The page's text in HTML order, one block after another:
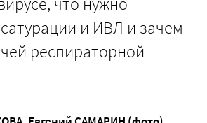
и ИВЛ и зачем
респираторной